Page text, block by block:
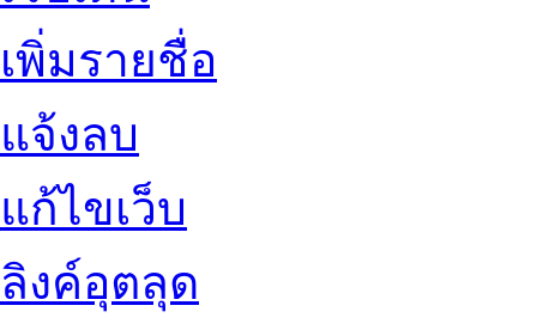
เพิ่มรายชื่อ
แจ้งลบ
แก้ไขเว็บ
ลิงค์อุตลุด